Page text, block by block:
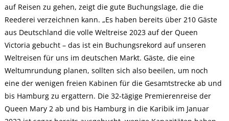
auf Reisen zu gehen, zeigt die gute Buchungslage, die die
Reederei verzeichnen kann. „Es haben bereits über 210 Gäste
aus Deutschland die volle Weltreise 2023 auf der Queen
Victoria gebucht – das ist ein Buchungsrekord auf unseren
Weltreisen für uns im deutschen Markt. Gäste, die eine
Weltumrundung planen, sollten sich also beeilen, um noch
eine der wenigen freien Kabinen für die Gesamtstrecke ab und
bis Hamburg zu ergattern. Die 32-tägige Premierenreise der
Queen Mary 2 ab und bis Hamburg in die Karibik im Januar